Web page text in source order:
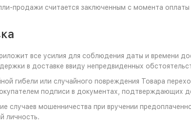
продажи считается заключенным с момента
все усилия для соблюдения даты и времени
в доставке ввиду непредвиденных
гибели или случайного повреждения Товара
подписи в документах, подтверждающих
случаев мошенничества при вручении
личность.